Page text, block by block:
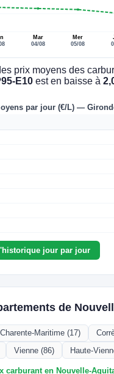
Mar
04/08
Mer
05/08
prix moyens des
E10 est en baisse à
par jour (€/L) —
jour par jour
de
Charente-Maritime (17)
Vienne (86) Haute-
carburant en Nouvelle-